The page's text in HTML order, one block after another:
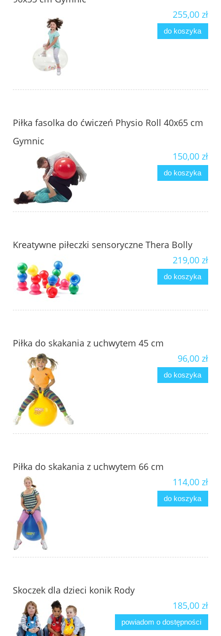
255,00 zł
do koszyka
Piłka fasolka do ćwiczeń Physio Roll 40x65 cm
Gymnic
150,00 zł
do koszyka
Kreatywne piłeczki sensoryczne Thera Bolly
219,00 zł
do koszyka
Piłka do skakania z uchwytem 45 cm
96,00 zł
do koszyka
Piłka do skakania z uchwytem 66 cm
114,00 zł
do koszyka
Skoczek dla dzieci konik Rody
185,00 zł
powiadom o dostępności